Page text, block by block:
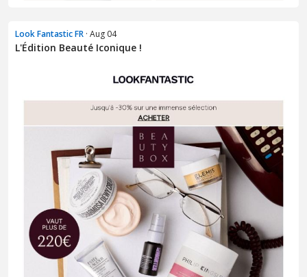
Look Fantastic FR · Aug 04
L'Édition Beauté Iconique !